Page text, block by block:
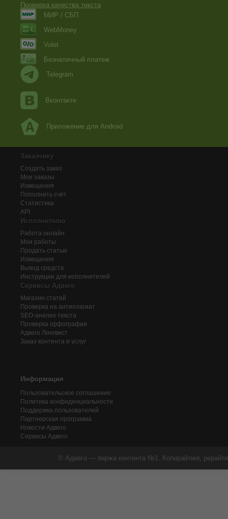
Проверка качества текста
МИР / СБП
WebMoney
Volet
Безналичный платеж
Telegram
Вконтакте
Приложение для Android
Заказчику
Создать заказ
Мои заказы
Извещения
Пополнить счёт
Статистика
API
Исполнителю
Работа онлайн
Мои работы
Продать статью
Извещения
Вывод средств
Инструкции для исполнителей
Сервисы Адвего
Магазин статей
Проверка на антиплагиат
SEO-анализ текста
Проверка орфографии
Адвего Лингвист
Заказ контента и услуг
Информация
Пользовательское соглашение
Политика конфиденциальности
Поддержка пользователей
Партнерская программа
Новости Адвего
Сервисы Адвего
© Адвего — биржа контента №1. Копирайтинг,